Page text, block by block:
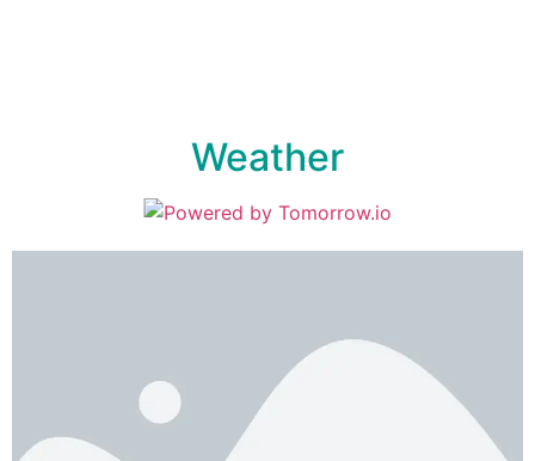
Weather